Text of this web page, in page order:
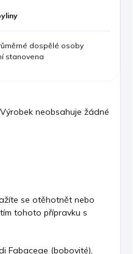
dospělé osoby
stanovena
neobsahuje žádné
se otěhotnět nebo
tohoto přípravku s
Fabaceae (bobovité),